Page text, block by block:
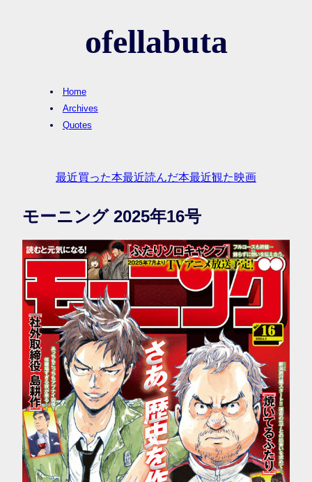
ofellabuta
Home
Archives
Quotes
最近買った本最近読んだ本最近観た映画
モーニング 2025年16号